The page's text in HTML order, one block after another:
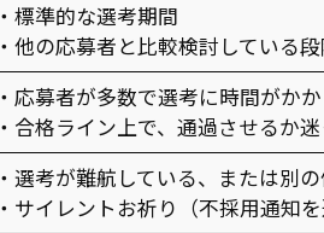
・標準的な選考期間
・他の応募者と比較検討している
・応募者が多数で選考に時間がか
・合格ライン上で、通過させるか
・選考が難航している、または別
・サイレントお祈り（不採用通知